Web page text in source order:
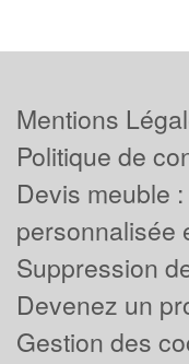
Mentions
Politique de
Devis meuble
personnalisée
Suppression
Devenez un
Gestion des